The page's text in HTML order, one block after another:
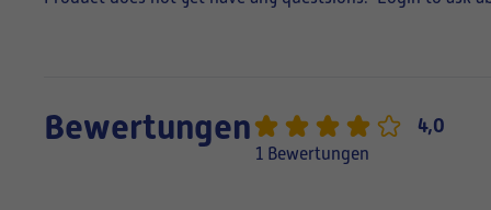
Bewertungen 4,0
1 Bewertungen